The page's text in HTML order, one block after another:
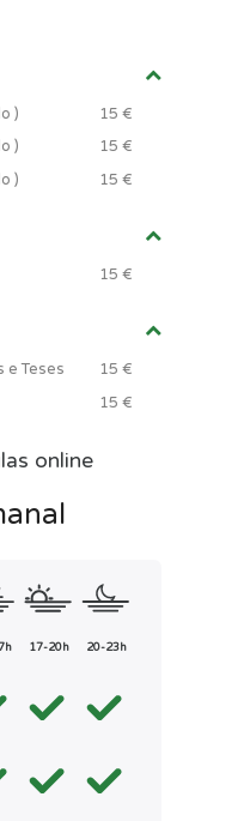
)
15 €
)
15 €
)
15 €
15 €
e Teses
15 €
15 €
online
17-20h 20-23h